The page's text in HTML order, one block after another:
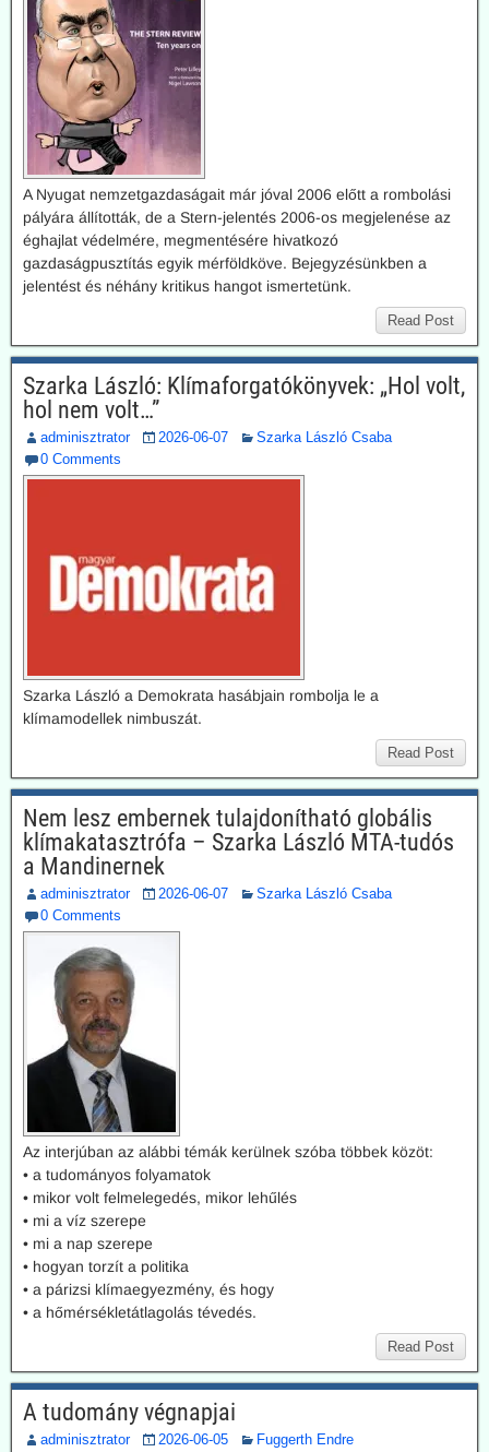
A Nyugat nemzetgazdaságait már jóval 2006 előtt a rombolási
pályára állították, de a Stern-jelentés 2006-os megjelenése az
éghajlat védelmére, megmentésére hivatkozó
gazdaságpusztítás egyik mérföldköve. Bejegyzésünkben a
jelentést és néhány kritikus hangot ismertetünk.
Read Post
Szarka László: Klímaforgatókönyvek: „Hol volt,
hol nem volt…”
adminisztrator 2026-06-07
Szarka László Csaba
0 Comments
Szarka László a Demokrata hasábjain rombolja le a
klímamodellek nimbuszát.
Read Post
Nem lesz embernek tulajdonítható globális
klímakatasztrófa – Szarka László MTA-tudós
a Mandinernek
adminisztrator 2026-06-07
Szarka László Csaba
0 Comments
Az interjúban az alábbi témák kerülnek szóba többek közöt:
• a tudományos folyamatok
• mikor volt felmelegedés, mikor lehűlés
• mi a víz szerepe
• mi a nap szerepe
• hogyan torzít a politika
• a párizsi klímaegyezmény, és hogy
• a hőmérsékletátlagolás tévedés.
Read Post
A tudomány végnapjai
adminisztrator 2026-06-05
Fuggerth Endre